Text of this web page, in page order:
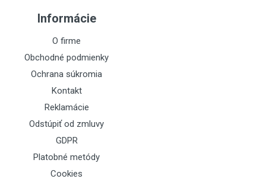
Informácie
O firme
Obchodné podmienky
Ochrana súkromia
Kontakt
Reklamácie
Odstúpiť od zmluvy
GDPR
Platobné metódy
Cookies